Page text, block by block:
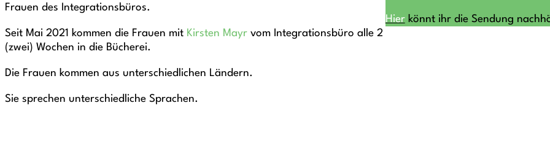
Frauen des Integrationsbüros.
Seit Mai 2021 kommen die Frauen mit Kirsten Mayr vom Integrationsbüro alle 2
(zwei) Wochen in die Bücherei.
Die Frauen kommen aus unterschiedlichen Ländern.
Sie sprechen unterschiedliche Sprachen.
Hier könnt ihr die Sendung